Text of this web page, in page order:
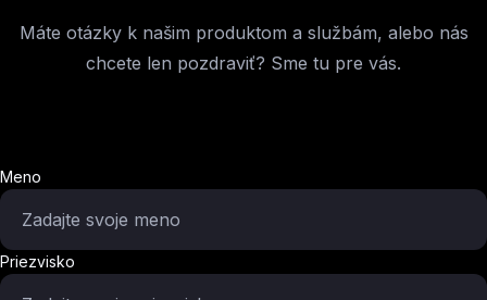
Máte otázky k našim produktom a službám, alebo nás
chcete len pozdraviť? Sme tu pre vás.
Meno
Priezvisko